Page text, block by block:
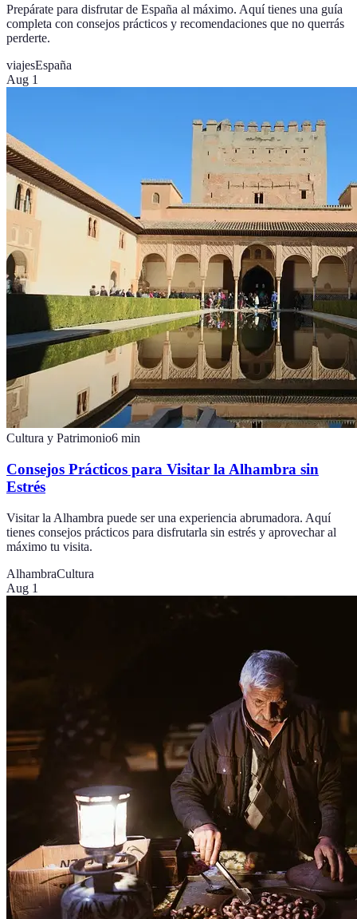
Prepárate para disfrutar de España al máximo. Aquí tienes una guía
completa con consejos prácticos y recomendaciones que no querrás
perderte.
viajesEspaña
Aug 1
Cultura y Patrimonio6 min
Consejos Prácticos para Visitar la Alhambra sin
Estrés
Visitar la Alhambra puede ser una experiencia abrumadora. Aquí
tienes consejos prácticos para disfrutarla sin estrés y aprovechar al
máximo tu visita.
AlhambraCultura
Aug 1